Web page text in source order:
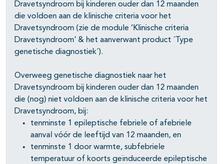
Dravetsyndroom bij kinderen ouder dan 12 maanden
die voldoen aan de klinische criteria voor het
Dravetsyndroom (zie de module ‘Klinische criteria
Dravetsyndroom’ & het aanverwant product ´Type
genetische diagnostiek´).
Overweeg genetische diagnostiek naar het
Dravetsyndroom bij kinderen ouder dan 12 maanden
die (nog) niet voldoen aan de klinische criteria voor het
Dravetsyndroom, bij:
tenminste 1 epileptische febriele of afebriele
aanval vóór de leeftijd van 12 maanden, en
tenminste 1 door warmte, subfebriele
temperatuur of koorts geïnduceerde epileptische